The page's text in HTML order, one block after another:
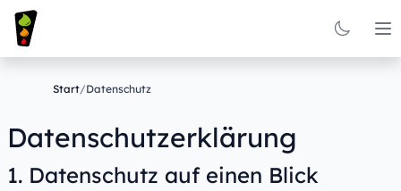
Start/Datenschutz
Datenschutzerklärung
1. Datenschutz auf einen Blick